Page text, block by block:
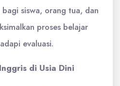
siswa, orang tua, dan
proses belajar
evaluasi.
di Usia Dini